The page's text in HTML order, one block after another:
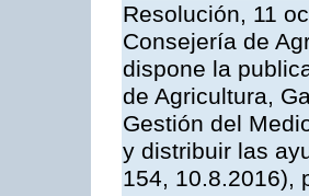
Resolución, 11
Consejería de
dispone la
de Agricultura,
Gestión del
y distribuir las
154, 10.8.2016),